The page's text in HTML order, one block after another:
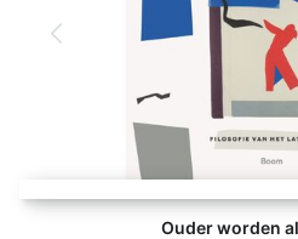
Ouder worden